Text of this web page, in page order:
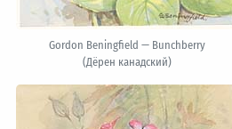
Gordon Beningfield — Bunchberry
(Дёрен канадский)